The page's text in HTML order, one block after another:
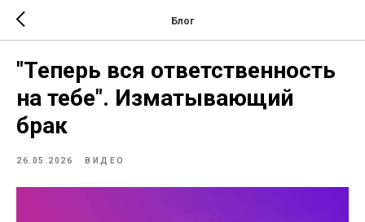
Блог
"Теперь вся ответственность
на тебе". Изматывающий
брак
26.05.2026 ВИДЕО